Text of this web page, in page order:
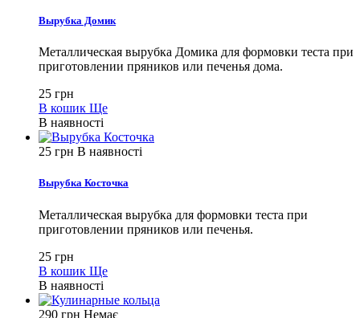
Вырубка Домик
Металлическая вырубка Домика для формовки теста при
приготовлении пряников или печенья дома.
25 грн
В кошик Ще
В наявності
25 грн В наявності
Вырубка Косточка
Металлическая вырубка для формовки теста при
приготовлении пряников или печенья.
25 грн
В кошик Ще
В наявності
290 грн Немає